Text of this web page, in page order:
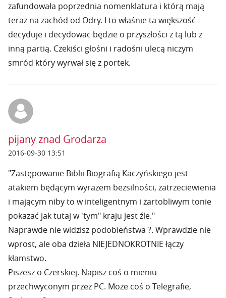
zafundowała poprzednia nomenklatura i którą mają
teraz na zachód od Odry. I to właśnie ta większość
decyduje i decydowac będzie o przyszłości z tą lub z
inną partią. Czekiści głośni i radośni ulecą niczym
smród który wyrwał się z portek.
pijany znad Grodarza
2016-09-30 13:51
"Zastępowanie Biblii Biografią Kaczyńskiego jest
atakiem będącym wyrazem bezsilności, zatrzeciewienia
i mającym niby to w inteligentnym i żartobliwym tonie
pokazać jak tutaj w 'tym" kraju jest źle."
Naprawde nie widzisz podobieństwa ?. Wprawdzie nie
wprost, ale oba dzieła NIEJEDNOKROTNIE łączy
kłamstwo.
Piszesz o Czerskiej. Napisz coś o mieniu
przechwyconym przez PC. Moze coś o Telegrafie,